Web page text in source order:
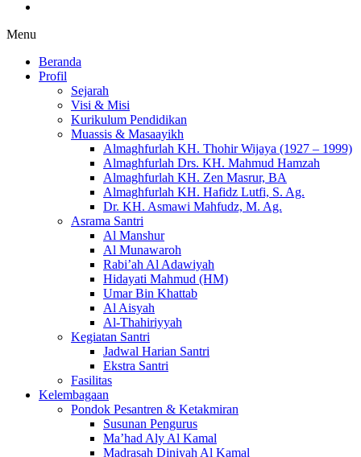
Menu
Beranda
Profil
Sejarah
Visi & Misi
Kurikulum Pendidikan
Muassis & Masaayikh
Almaghfurlah KH. Thohir Wijaya (1927 – 1999)
Almaghfurlah Drs. KH. Mahmud Hamzah
Almaghfurlah KH. Zen Masrur, BA
Almaghfurlah KH. Hafidz Lutfi, S. Ag.
Dr. KH. Asmawi Mahfudz, M. Ag.
Asrama Santri
Al Manshur
Al Munawaroh
Rabi’ah Al Adawiyah
Hidayati Mahmud (HM)
Umar Bin Khattab
Al Aisyah
Al-Thahiriyyah
Kegiatan Santri
Jadwal Harian Santri
Ekstra Santri
Fasilitas
Kelembagaan
Pondok Pesantren & Ketakmiran
Susunan Pengurus
Ma’had Aly Al Kamal
Madrasah Diniyah Al Kamal